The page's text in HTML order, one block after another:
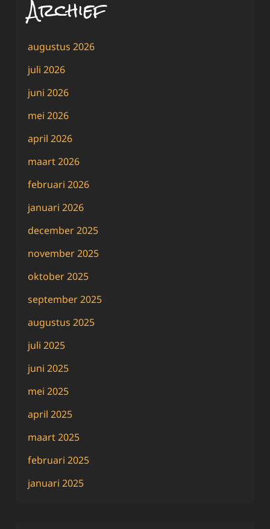
Archief
augustus 2026
juli 2026
juni 2026
mei 2026
april 2026
maart 2026
februari 2026
januari 2026
december 2025
november 2025
oktober 2025
september 2025
augustus 2025
juli 2025
juni 2025
mei 2025
april 2025
maart 2025
februari 2025
januari 2025